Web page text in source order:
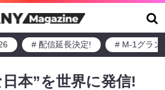
# 配信延長決定! # M-1グラン
本”を世界に発信!